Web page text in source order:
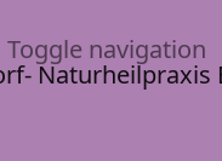
Toggle navigation